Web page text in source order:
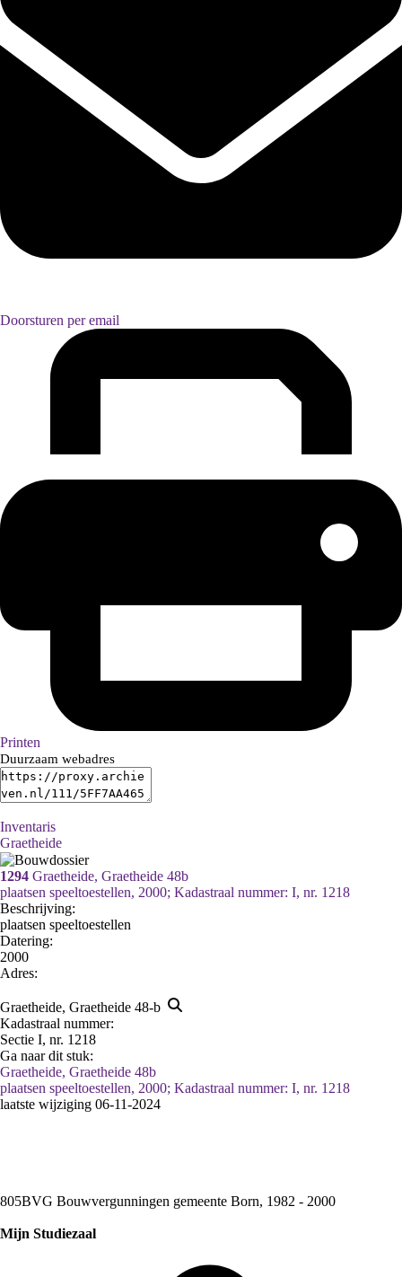
Doorsturen per email
Printen
Duurzaam webadres
Inventaris
Graetheide
1294 Graetheide, Graetheide 48b
plaatsen speeltoestellen, 2000; Kadastraal nummer: I, nr. 1218
Beschrijving:
plaatsen speeltoestellen
Datering:
2000
Adres:
Graetheide, Graetheide 48-b
Kadastraal nummer:
Sectie I, nr. 1218
Ga naar dit stuk:
Graetheide, Graetheide 48b
plaatsen speeltoestellen, 2000; Kadastraal nummer: I, nr. 1218
laatste wijziging 06-11-2024
805BVG Bouwvergunningen gemeente Born, 1982 - 2000
Mijn Studiezaal